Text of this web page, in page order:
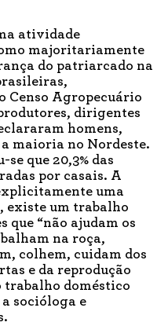
atividade
majoritariamente
do patriarcado na
Censo Agropecuário
produtores, dirigentes
homens,
a maioria no Nordeste.
que 20,3% das
por casais. A
uma
existe um trabalho
“não ajudam os
na roça,
colhem, cuidam dos
e da reprodução
trabalho doméstico
socióloga e